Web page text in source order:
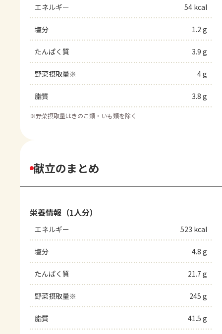
エネルギー 54 kcal
塩分 1.2 g
たんぱく質 3.9 g
野菜摂取量※ 4 g
脂質 3.8 g
※野菜摂取量はきのこ類・いも類を除く
献立のまとめ
栄養情報（1人分）
エネルギー 523 kcal
塩分 4.8 g
たんぱく質 21.7 g
野菜摂取量※ 245 g
脂質 41.5 g